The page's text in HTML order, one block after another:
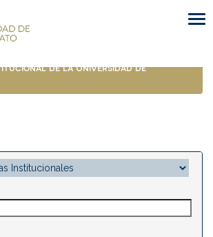
de la Universidad de